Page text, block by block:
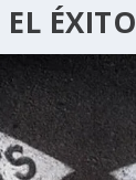
EL ÉXITO